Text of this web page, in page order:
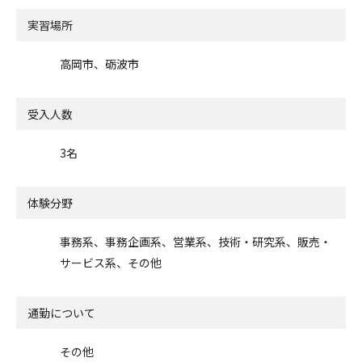
実習場所
高岡市、砺波市
受入人数
3名
体験分野
事務系、事務企画系、営業系、技術・研究系、販売・
サービス系、その他
通勤について
その他